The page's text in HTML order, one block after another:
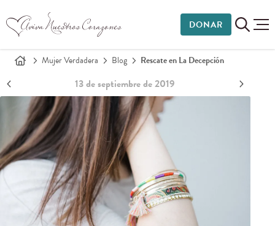
DONAR
Mujer Verdadera Blog Rescate en La Decepción
13 de septiembre de 2019